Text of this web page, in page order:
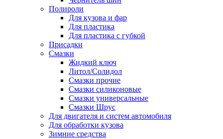
Полироли
Для кузова и фар
Для пластика
Для пластика с губкой
Присадки
Смазки
Жидкий ключ
Литол/Солидол
Смазки прочие
Смазки силиконовые
Смазки универсальные
Смазки Шрус
Для двигателя и систем автомобиля
Для обработки кузова
Зимние средства